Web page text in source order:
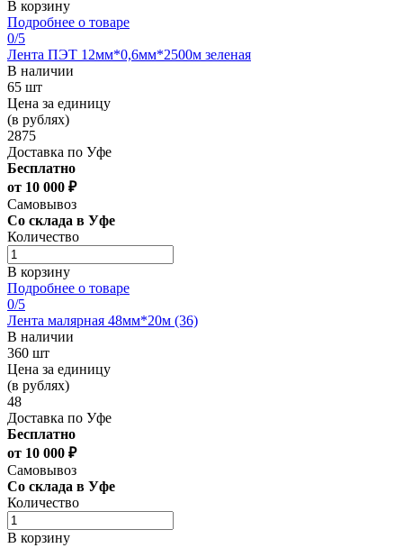
В корзину
Подробнее о товаре
0/5
Лента ПЭТ 12мм*0,6мм*2500м зеленая
В наличии
65 шт
Цена за единицу
(в рублях)
2875
Доставка по Уфе
Бесплатно
от 10 000 ₽
Самовывоз
Со склада в Уфе
Количество
В корзину
Подробнее о товаре
0/5
Лента малярная 48мм*20м (36)
В наличии
360 шт
Цена за единицу
(в рублях)
48
Доставка по Уфе
Бесплатно
от 10 000 ₽
Самовывоз
Со склада в Уфе
Количество
В корзину